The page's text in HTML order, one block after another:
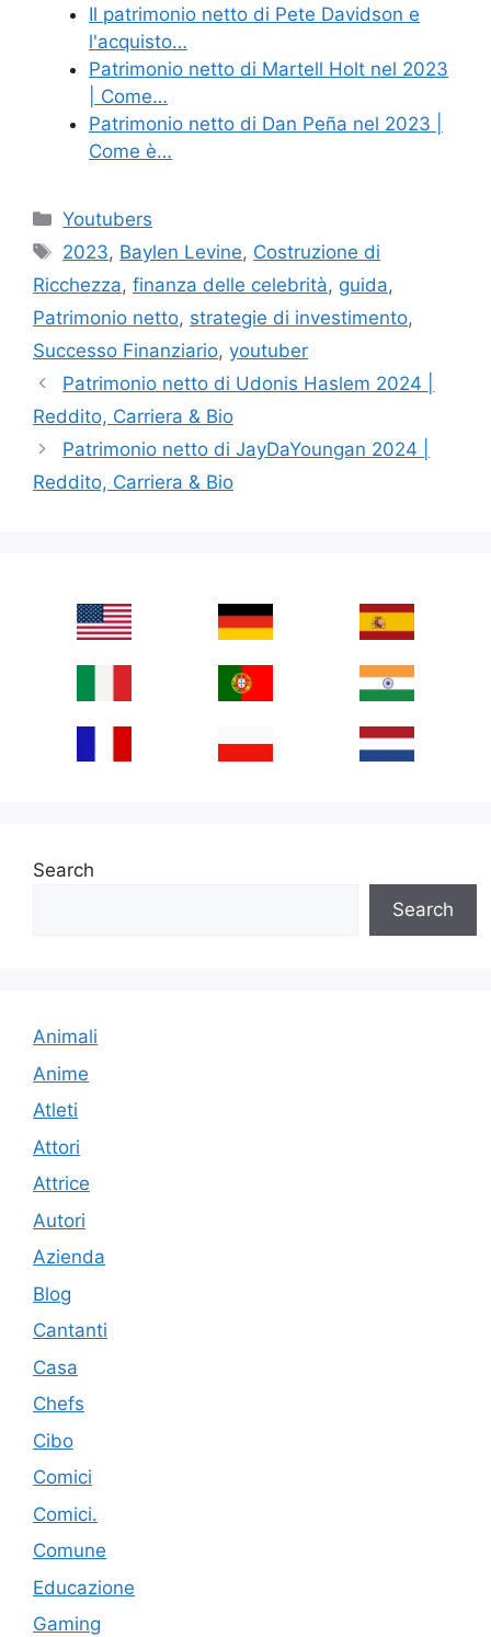
Il patrimonio netto di Pete Davidson e
l'acquisto…
Patrimonio netto di Martell Holt nel 2023
| Come…
Patrimonio netto di Dan Peña nel 2023 |
Come è…
Categories
Youtubers
Tags
2023, Baylen Levine, Costruzione di
Ricchezza, finanza delle celebrità, guida,
Patrimonio netto, strategie di investimento,
Successo Finanziario, youtuber
Patrimonio netto di Udonis Haslem 2024 |
Reddito, Carriera & Bio
Patrimonio netto di JayDaYoungan 2024 |
Reddito, Carriera & Bio
Search
Search
Animali
Anime
Atleti
Attori
Attrice
Autori
Azienda
Blog
Cantanti
Casa
Chefs
Cibo
Comici
Comici.
Comune
Educazione
Gaming